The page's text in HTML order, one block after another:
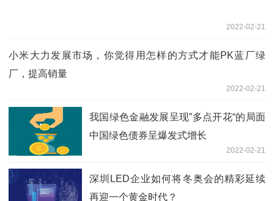
2022-02-21
小米大力发展市场，你觉得用怎样的方式才能PK蓝厂绿
厂，提高销量
2022-02-21
我国绿色金融发展呈现”多点开花“的局面
中国绿色债券呈爆发式增长
2022-02-21
深圳LED企业如何将冬奥会的精彩延续
再迎一个黄金时代？